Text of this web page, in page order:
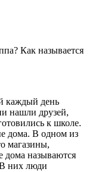
Как называется
каждый день
нашли друзей,
к школе.
дома. В одном из
магазины,
дома называются
них люди